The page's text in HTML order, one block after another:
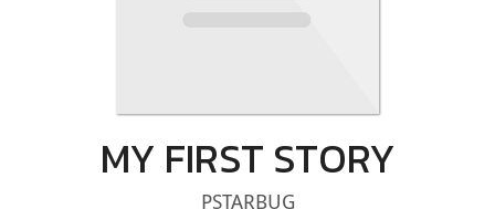
MY FIRST STORY
PSTARBUG